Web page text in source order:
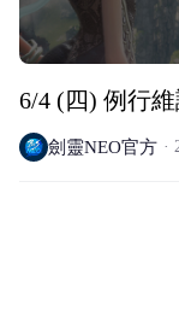
6/4 (四) 例行
劍靈NEO官方